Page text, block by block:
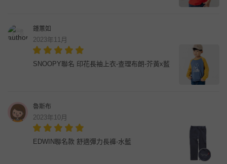
鍾蕙如
2023年11月
SNOOPY聯名 印花長袖上衣-查理布朗-芥黃x藍
魯斯布
2023年10月
EDWIN聯名款 舒適彈力長褲-水藍